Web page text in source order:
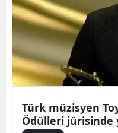
Türk müzisyen
Ödülleri jürisinde